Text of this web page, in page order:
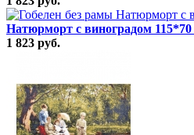
Натюрморт с виноградом 115*70
1 823 руб.